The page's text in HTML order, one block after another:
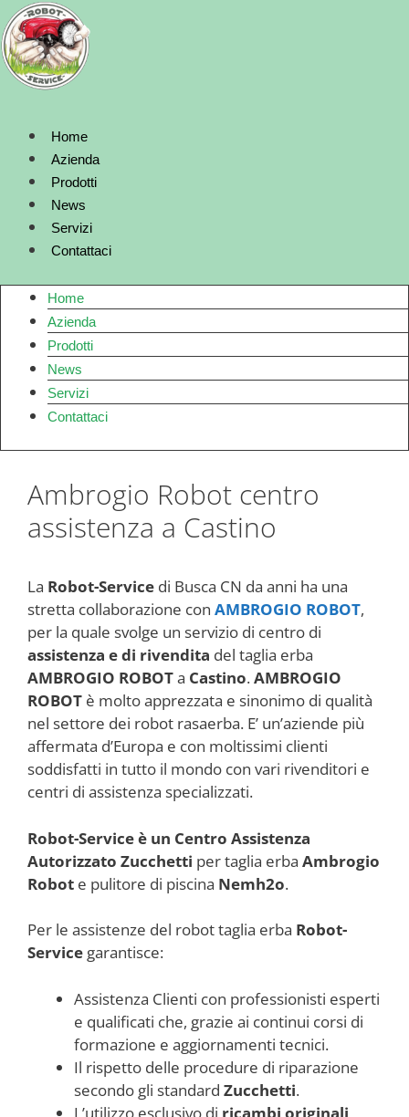
Vai
al
contenuto
Home
Azienda
Prodotti
News
Servizi
Contattaci
Home
Azienda
Prodotti
News
Servizi
Contattaci
Ambrogio Robot centro
assistenza a Castino
La Robot-Service di Busca CN da anni ha una
stretta collaborazione con AMBROGIO ROBOT,
per la quale svolge un servizio di centro di
assistenza e di rivendita del taglia erba
AMBROGIO ROBOTa Castino.AMBROGIO
ROBOT è molto apprezzata e sinonimo di qualità
nel settore dei robot rasaerba. E’ un’aziende più
affermata d’Europa e con moltissimi clienti
soddisfatti in tutto il mondo con vari rivenditori e
centri di assistenza specializzati.
Robot-Service è un Centro Assistenza
Autorizzato Zucchetti per taglia erba Ambrogio
Robot e pulitore di piscina Nemh2o.
Per le assistenze del robot taglia erba Robot-
Service garantisce:
Assistenza Clienti con professionisti esperti
e qualificati che, grazie ai continui corsi di
formazione e aggiornamenti tecnici.
Il rispetto delle procedure di riparazione
secondo gli standard Zucchetti.
L’utilizzo esclusivo di ricambi originali